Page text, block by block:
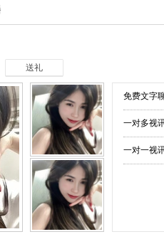
送礼
免费文字
一对多视
一对一视